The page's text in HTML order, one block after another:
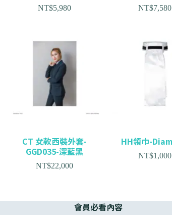
NT$5,980 NT$7,580
CT 女款西裝外套-
GGD035-深藍黑
NT$22,000
HH領巾-
NT$1,000
會員必看內容